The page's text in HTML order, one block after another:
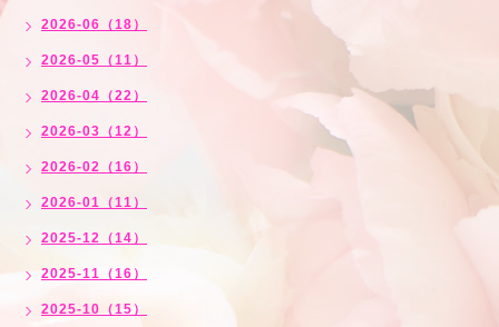
2026-06（18）
2026-05（11）
2026-04（22）
2026-03（12）
2026-02（16）
2026-01（11）
2025-12（14）
2025-11（16）
2025-10（15）